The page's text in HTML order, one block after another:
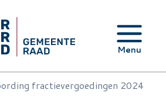
Menu
fractievergoedingen 2024